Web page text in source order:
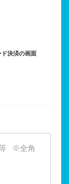
決済の画面